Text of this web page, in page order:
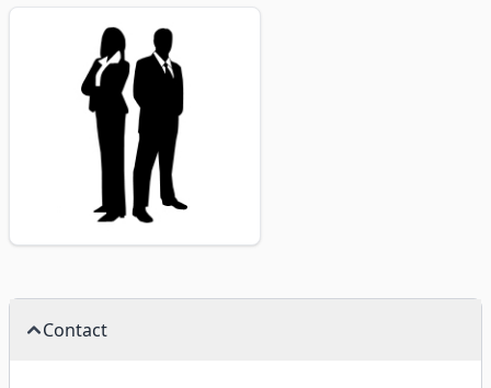
Contact